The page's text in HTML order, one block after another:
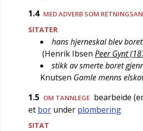
1.4 MED ADVERB SOM
SITATER
hans hjerneskal blev
(Henrik Ibsen Peer Gynt
stikk av smerte boret
Knutsen Gamle menns
1.5 OM TANNLEGE bearbeide
et bor under plombering
SITAT